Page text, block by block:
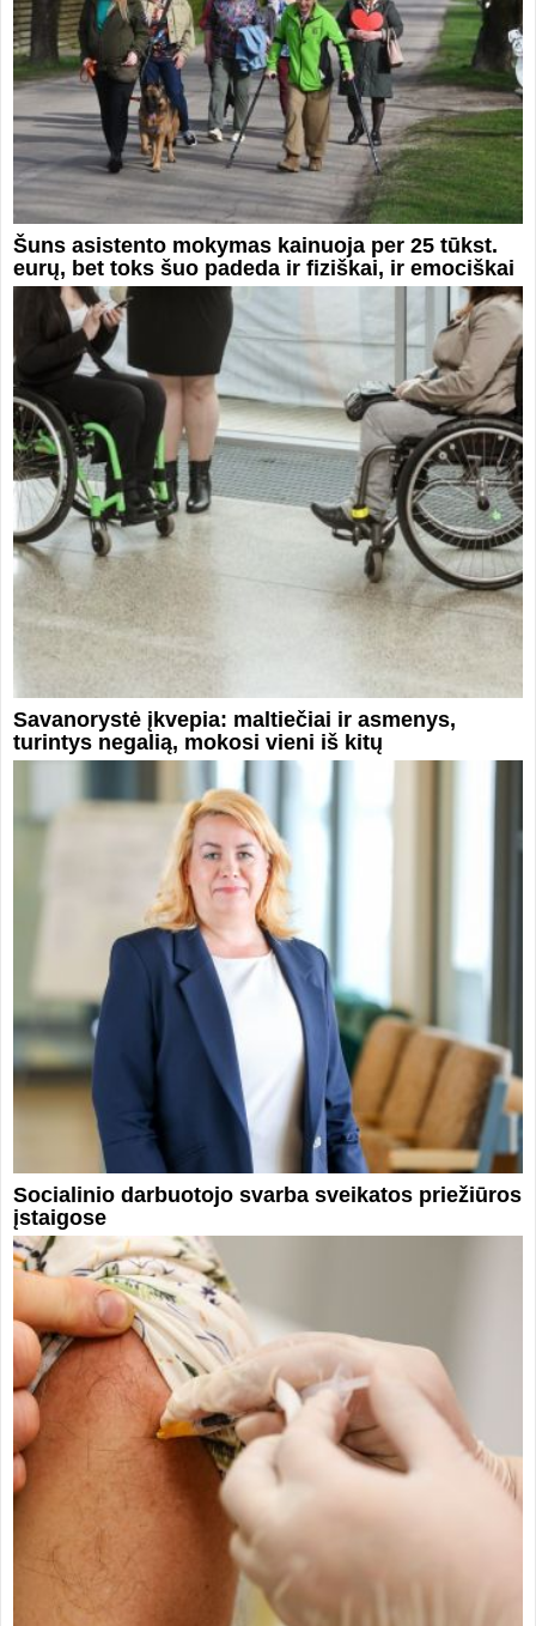
Šuns asistento mokymas kainuoja per 25 tūkst.
eurų, bet toks šuo padeda ir fiziškai, ir emociškai
Savanorystė įkvepia: maltiečiai ir asmenys,
turintys negalią, mokosi vieni iš kitų
Socialinio darbuotojo svarba sveikatos priežiūros
įstaigose